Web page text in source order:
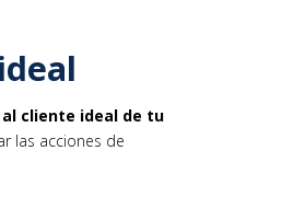
cliente ideal de tu
las acciones de